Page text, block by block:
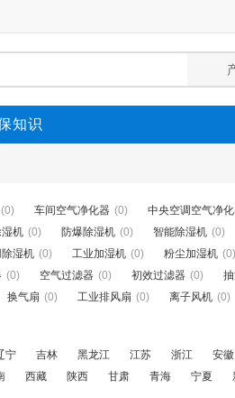
知识
(0) 车间空气净化器 (0) 中央空调空气净
湿机 (0) 防爆除湿机 (0) 智能除湿机 (0)
湿机 (0) 工业加湿机 (0) 粉尘加湿机 (0)
(0) 空气过滤器 (0) 初效过滤器 (0)
换气扇 (0) 工业排风扇 (0) 离子风机 (0)
宁 吉林 黑龙江 江苏 浙江 安徽
西藏 陕西 甘肃 青海 宁夏